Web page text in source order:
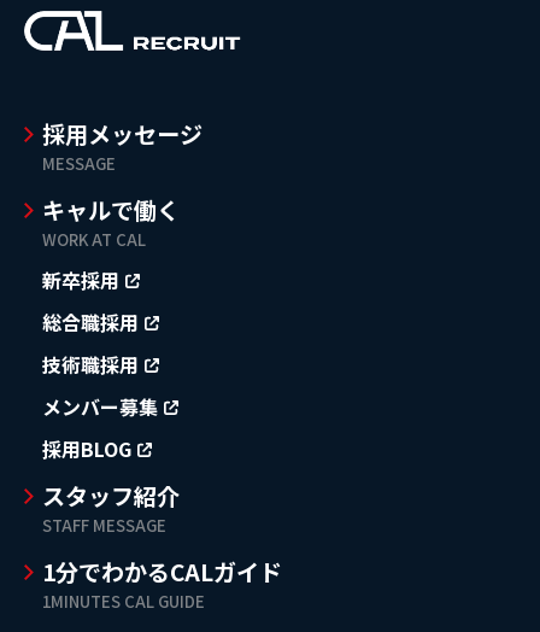
採用メッセージ
MESSAGE
キャルで働く
WORK AT CAL
新卒採用
総合職採用
技術職採用
メンバー募集
採用BLOG
スタッフ紹介
STAFF MESSAGE
1分でわかるCALガイド
1MINUTES CAL GUIDE